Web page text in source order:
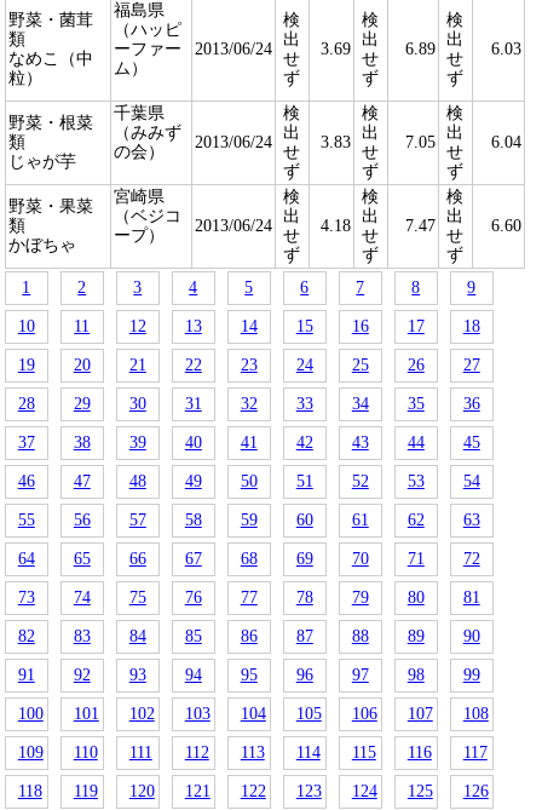
野菜・菌茸
類
なめこ（中
粒）
福島県
（ハッピ
ーファー
ム）
2013/06/24
検
出
せ
ず
3.69
検
出
せ
ず
6.89
検
出
せ
ず
6.03
野菜・根菜
類
じゃが芋
千葉県
（みみず
の会）
2013/06/24
検
出
せ
ず
3.83
検
出
せ
ず
7.05
検
出
せ
ず
6.04
野菜・果菜
類
かぼちゃ
宮崎県
（ベジコ
ープ）
2013/06/24
検
出
せ
ず
4.18
検
出
せ
ず
7.47
検
出
せ
ず
6.60
1 2 3 4 5 6 7 8 9
10 11 12 13 14 15 16 17 18
19 20 21 22 23 24 25 26 27
28 29 30 31 32 33 34 35 36
37 38 39 40 41 42 43 44 45
46 47 48 49 50 51 52 53 54
55 56 57 58 59 60 61 62 63
64 65 66 67 68 69 70 71 72
73 74 75 76 77 78 79 80 81
82 83 84 85 86 87 88 89 90
91 92 93 94 95 96 97 98 99
100 101 102 103 104 105 106 107 108
109 110 111 112 113 114 115 116 117
118 119 120 121 122 123 124 125 126